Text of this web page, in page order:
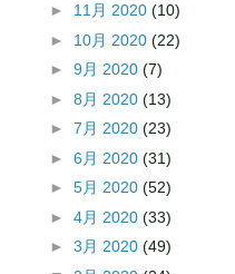
► 11月 2020 (10)
► 10月 2020 (22)
► 9月 2020 (7)
► 8月 2020 (13)
► 7月 2020 (23)
► 6月 2020 (31)
► 5月 2020 (52)
► 4月 2020 (33)
► 3月 2020 (49)